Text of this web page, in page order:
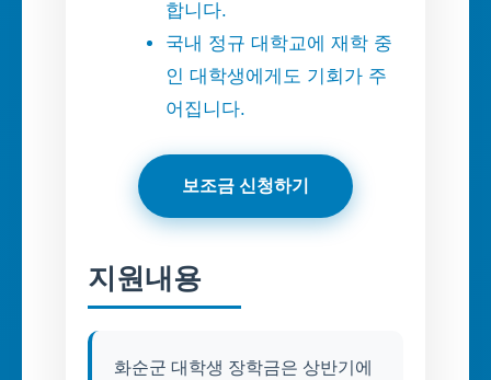
합니다.
국내 정규 대학교에 재학 중
인 대학생에게도 기회가 주
어집니다.
보조금 신청하기
지원내용
화순군 대학생 장학금은 상반기에